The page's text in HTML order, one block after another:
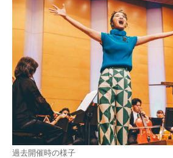
過去開催時の様子